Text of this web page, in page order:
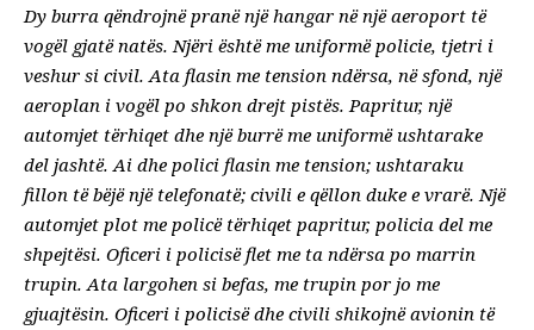
Dy burra qëndrojnë pranë një hangar në një aeroport të
vogël gjatë natës. Njëri është me uniformë policie, tjetri i
veshur si civil. Ata flasin me tension ndërsa, në sfond, një
aeroplan i vogël po shkon drejt pistës. Papritur, një
automjet tërhiqet dhe një burrë me uniformë ushtarake
del jashtë. Ai dhe polici flasin me tension; ushtaraku
fillon të bëjë një telefonatë; civili e qëllon duke e vrarë. Një
automjet plot me policë tërhiqet papritur, policia del me
shpejtësi. Oficeri i policisë flet me ta ndërsa po marrin
trupin. Ata largohen si befas, me trupin por jo me
gjuajtësin. Oficeri i policisë dhe civili shikojnë avionin të